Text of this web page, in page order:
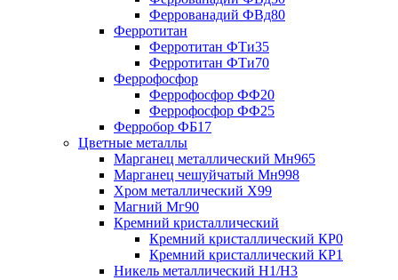
Феррованадий ФВд80
Ферротитан
Ферротитан ФТи35
Ферротитан ФТи70
Феррофосфор
Феррофосфор ФФ20
Феррофосфор ФФ25
Ферробор ФБ17
Цветные металлы
Марганец металлический Мн965
Марганец чешуйчатый Мн998
Хром металлический Х99
Магний Мг90
Кремний кристаллический
Кремний кристаллический КР0
Кремний кристаллический КР1
Никель металлический Н1/Н3